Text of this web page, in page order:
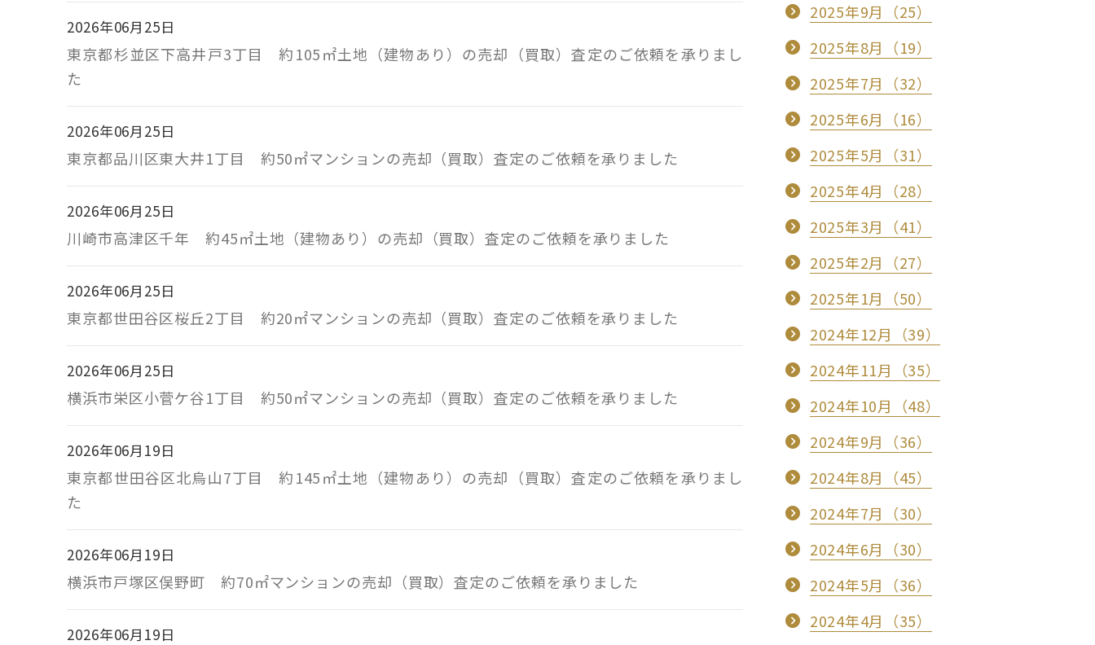
2026年06月25日
東京都杉並区下高井戸3丁目 約105㎡土地（建物あり）の売却（買取）査定のご依頼を承りまし
た
2026年06月25日
東京都品川区東大井1丁目 約50㎡マンションの売却（買取）査定のご依頼を承りました
2026年06月25日
川崎市高津区千年 約45㎡土地（建物あり）の売却（買取）査定のご依頼を承りました
2026年06月25日
東京都世田谷区桜丘2丁目 約20㎡マンションの売却（買取）査定のご依頼を承りました
2026年06月25日
横浜市栄区小菅ケ谷1丁目 約50㎡マンションの売却（買取）査定のご依頼を承りました
2026年06月19日
東京都世田谷区北烏山7丁目 約145㎡土地（建物あり）の売却（買取）査定のご依頼を承りまし
た
2026年06月19日
横浜市戸塚区俣野町 約70㎡マンションの売却（買取）査定のご依頼を承りました
2026年06月19日
2025年9月（25）
2025年8月（19）
2025年7月（32）
2025年6月（16）
2025年5月（31）
2025年4月（28）
2025年3月（41）
2025年2月（27）
2025年1月（50）
2024年12月（39）
2024年11月（35）
2024年10月（48）
2024年9月（36）
2024年8月（45）
2024年7月（30）
2024年6月（30）
2024年5月（36）
2024年4月（35）